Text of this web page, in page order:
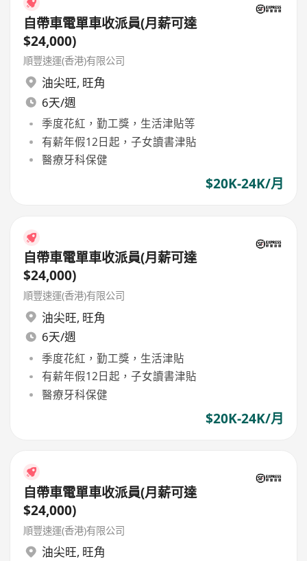
自帶車電單車收派員(月薪可達
$24,000)
順豐速運(香港)有限公司
油尖旺, 旺角
6天/週
季度花紅，勤工獎，生活津貼等
有薪年假12日起，子女讀書津貼
醫療牙科保健
$20K-24K/月
自帶車電單車收派員(月薪可達
$24,000)
順豐速運(香港)有限公司
油尖旺, 旺角
6天/週
季度花紅，勤工獎，生活津貼
有薪年假12日起，子女讀書津貼
醫療牙科保健
$20K-24K/月
自帶車電單車收派員(月薪可達
$24,000)
順豐速運(香港)有限公司
油尖旺, 旺角